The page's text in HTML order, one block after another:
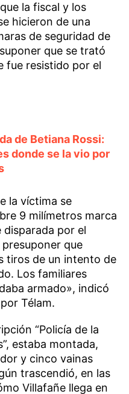
la fiscal y los
hicieron de una
de seguridad de
que se trató
fue resistido por el
de Betiana Rossi:
donde se la vio por
la víctima se
9 milímetros marca
por el
que
tiros de un intento de
Los familiares
armado», indicó
Télam.
“Policía de la
estaba montada,
y cinco vainas
trascendió, en las
Villafañe llega en